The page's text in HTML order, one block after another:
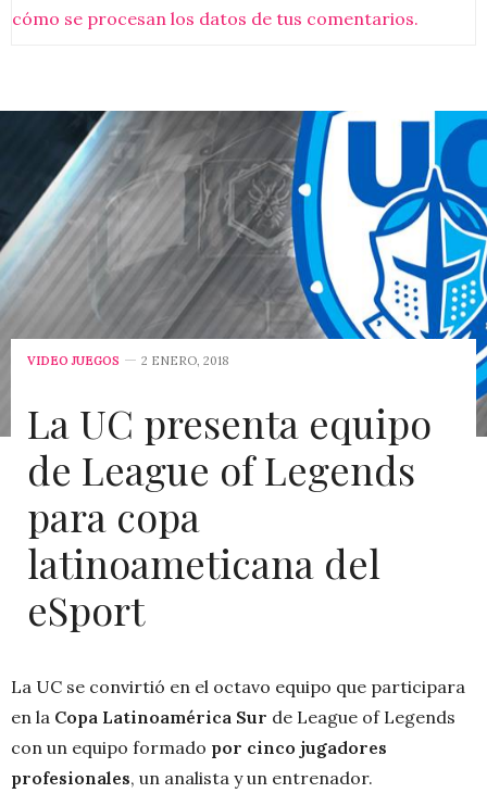
cómo se procesan los datos de tus comentarios.
VIDEO JUEGOS 2 ENERO, 2018
La UC presenta equipo
de League of Legends
para copa
latinoameticana del
eSport
La UC se convirtió en el octavo equipo que participara
en la Copa Latinoamérica Sur de League of Legends
con un equipo formado por cinco jugadores
profesionales, un analista y un entrenador.